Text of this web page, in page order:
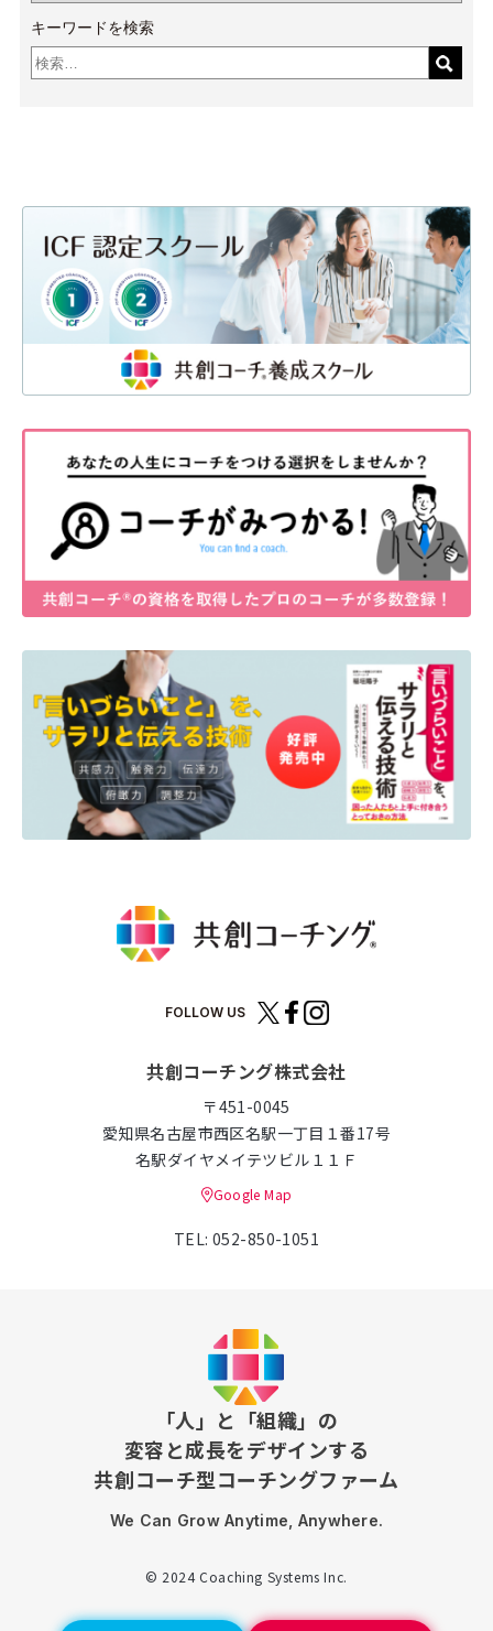
キーワードを検索
FOLLOW US
共創コーチング株式会社
〒451-0045
愛知県名古屋市西区名駅一丁目１番17号
名駅ダイヤメイテツビル１１Ｆ
Google Map
TEL: 052-850-1051
「人」と「組織」の
変容と成長をデザインする
共創コーチ型コーチングファーム
We Can Grow Anytime, Anywhere.
© 2024 Coaching Systems Inc.